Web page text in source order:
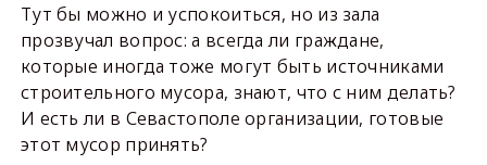
Тут бы можно и успокоиться, но из зала
прозвучал вопрос: а всегда ли граждане,
которые иногда тоже могут быть источниками
строительного мусора, знают, что с ним делать?
И есть ли в Севастополе организации, готовые
этот мусор принять?